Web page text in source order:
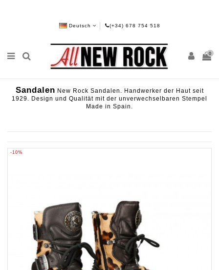
Deutsch (+34) 678 754 518
0
Sandalen New Rock Sandalen. Handwerker der Haut seit
1929. Design und Qualität mit der unverwechselbaren Stempel
Made in Spain.
-10%